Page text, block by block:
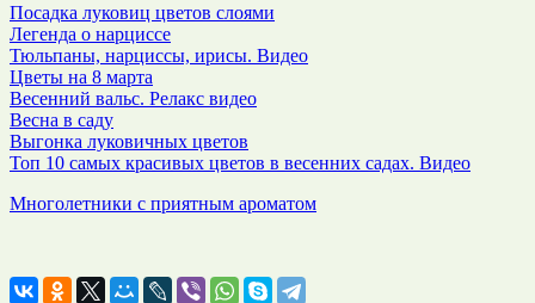
Посадка луковиц цветов слоями
Легенда о нарциссе
Тюльпаны, нарциссы, ирисы. Видео
Цветы на 8 марта
Весенний вальс. Релакс видео
Весна в саду
Выгонка луковичных цветов
Топ 10 самых красивых цветов в весенних садах. Видео
Многолетники с приятным ароматом